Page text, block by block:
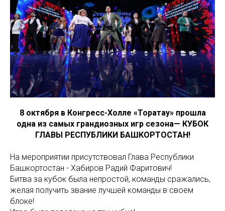
8 октября в Конгресс-Холле «Торатау» прошла
одна из самых грандиозных игр сезона— КУБОК
ГЛАВЫ РЕСПУБЛИКИ БАШКОРТОСТАН!
На мероприятии присутствовал Глава Республики
Башкортостан - Хабиров Радий Фаритович!
Битва за кубок была непростой, команды сражались,
желая получить звание лучшей команды в своем
блоке!